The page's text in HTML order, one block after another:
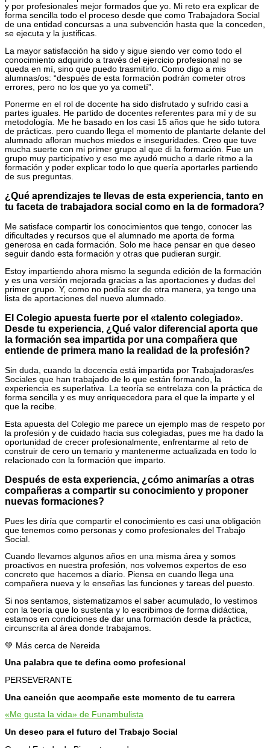
y por profesionales mejor formados que yo. Mi reto era explicar de
forma sencilla todo el proceso desde que como Trabajadora Social
de una entidad concursas a una subvención hasta que la conceden,
se ejecuta y la justificas.
La mayor satisfacción ha sido y sigue siendo ver como todo el
conocimiento adquirido a través del ejercicio profesional no se
queda en mí, sino que puedo trasmitirlo. Como digo a mis
alumnas/os: “después de esta formación podrán cometer otros
errores, pero no los que yo ya cometí”.
Ponerme en el rol de docente ha sido disfrutado y sufrido casi a
partes iguales. He partido de docentes referentes para mí y de su
metodología. Me he basado en los casi 15 años que he sido tutora
de prácticas. pero cuando llega el momento de plantarte delante del
alumnado afloran muchos miedos e inseguridades. Creo que tuve
mucha suerte con mi primer grupo al que di la formación. Fue un
grupo muy participativo y eso me ayudó mucho a darle ritmo a la
formación y poder explicar todo lo que quería aportarles partiendo
de sus preguntas.
¿Qué aprendizajes te llevas de esta experiencia, tanto en
tu faceta de trabajadora social como en la de formadora?
Me satisface compartir los conocimientos que tengo, conocer las
dificultades y recursos que el alumnado me aporta de forma
generosa en cada formación. Solo me hace pensar en que deseo
seguir dando esta formación y otras que pudieran surgir.
Estoy impartiendo ahora mismo la segunda edición de la formación
y es una versión mejorada gracias a las aportaciones y dudas del
primer grupo. Y, como no podía ser de otra manera, ya tengo una
lista de aportaciones del nuevo alumnado.
El Colegio apuesta fuerte por el «talento colegiado».
Desde tu experiencia, ¿Qué valor diferencial aporta que
la formación sea impartida por una compañera que
entiende de primera mano la realidad de la profesión?
Sin duda, cuando la docencia está impartida por Trabajadoras/es
Sociales que han trabajado de lo que están formando, la
experiencia es superlativa. La teoría se entrelaza con la práctica de
forma sencilla y es muy enriquecedora para el que la imparte y el
que la recibe.
Esta apuesta del Colegio me parece un ejemplo mas de respeto por
la profesión y de cuidado hacia sus colegiadas, pues me ha dado la
oportunidad de crecer profesionalmente, enfrentarme al reto de
construir de cero un temario y mantenerme actualizada en todo lo
relacionado con la formación que imparto.
Después de esta experiencia, ¿cómo animarías a otras
compañeras a compartir su conocimiento y proponer
nuevas formaciones?
Pues les diría que compartir el conocimiento es casi una obligación
que tenemos como personas y como profesionales del Trabajo
Social.
Cuando llevamos algunos años en una misma área y somos
proactivos en nuestra profesión, nos volvemos expertos de eso
concreto que hacemos a diario. Piensa en cuando llega una
compañera nueva y le enseñas las funciones y tareas del puesto.
Si nos sentamos, sistematizamos el saber acumulado, lo vestimos
con la teoría que lo sustenta y lo escribimos de forma didáctica,
estamos en condiciones de dar una formación desde la práctica,
circunscrita al área donde trabajamos.
💚 Más cerca de Nereida
Una palabra que te defina como profesional
PERSEVERANTE
Una canción que acompañe este momento de tu carrera
«Me gusta la vida» de Funambulista
Un deseo para el futuro del Trabajo Social